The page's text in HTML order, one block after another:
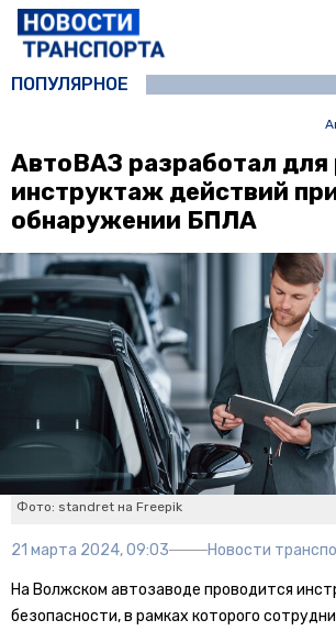
ПОПУЛЯРНОЕ
АвтоВАЗ разработал для
инструктаж действий
обнаружении БПЛА
Фото: standret на Freepik
21 марта 2024, 09:03 Новости
На Волжском автозаводе проводится
безопасности, в рамках которого